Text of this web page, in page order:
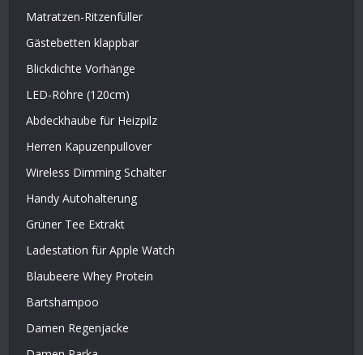
Matratzen-Ritzenfüller
Gästebetten klappbar
Blickdichte Vorhänge
LED-Röhre (120cm)
Abdeckhaube für Heizpilz
Herren Kapuzenpullover
Wireless Dimming Schalter
Handy Autohalterung
Grüner Tee Extrakt
Ladestation für Apple Watch
Blaubeere Whey Protein
Bartshampoo
Damen Regenjacke